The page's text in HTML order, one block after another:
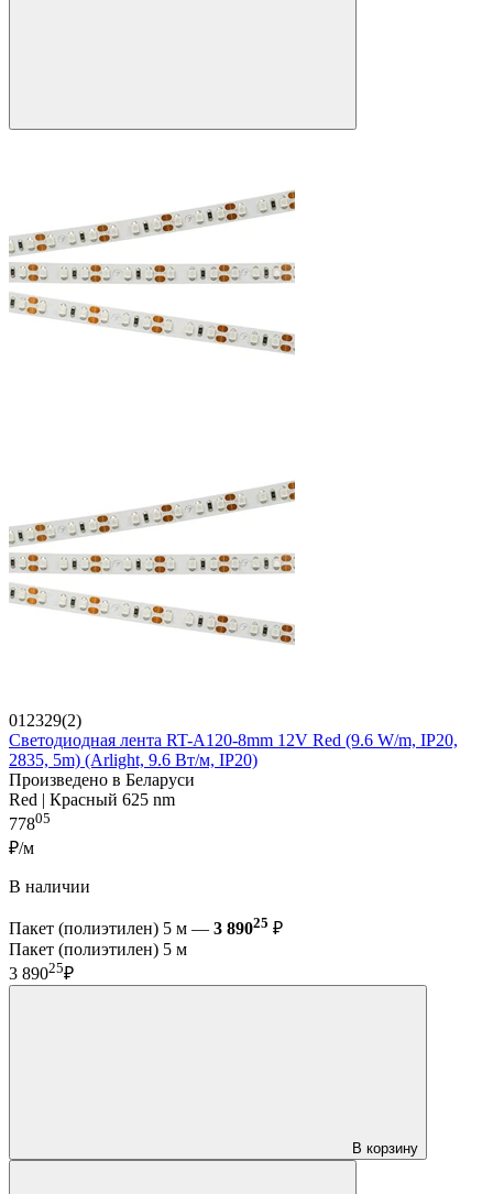
012329(2)
Светодиодная лента RT-A120-8mm 12V Red (9.6 W/m, IP20,
2835, 5m) (Arlight, 9.6 Вт/м, IP20)
Произведено в Беларуси
Red | Красный 625 nm
77805
₽/м
В наличии
Пакет (полиэтилен) 5 м — 3 89025 ₽
Пакет (полиэтилен) 5 м
3 89025₽
В корзину